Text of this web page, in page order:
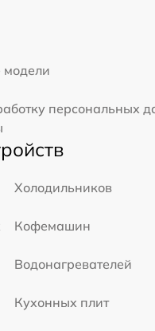
модели
персональных
Холодильников
Кофемашин
Водонагревателей
Кухонных плит